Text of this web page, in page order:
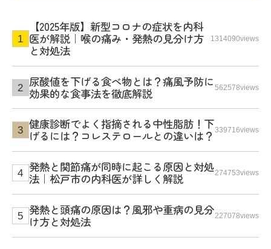
【2025年版】新型コロナの症状を内科
医が解説｜喉の痛み・発熱の見分け方
と対処法
1314090views
尿酸値を下げる食べ物とは？痛風予防に
効果的な食事法を徹底解説
562578views
健康診断でよく指摘される中性脂肪！下
げるには？コレステロールとの違いは？ 339716views
発熱と関節痛が同時に起こる原因と対処
法｜松戸市の内科医が詳しく解説
274753views
発熱と頭痛の原因は？風邪や重病の見分
け方と対処法
227078views